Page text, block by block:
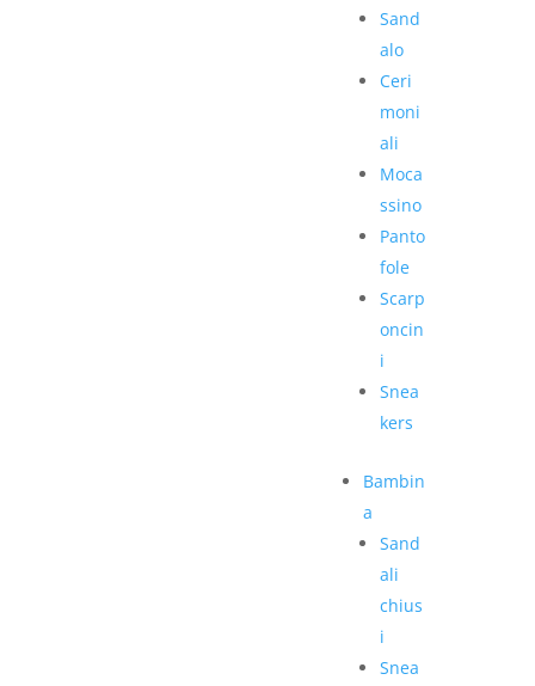
Sand
alo
Ceri
moni
ali
Moca
ssino
Panto
fole
Scarp
oncin
i
Snea
kers
Bambin
a
Sand
ali
chius
i
Snea